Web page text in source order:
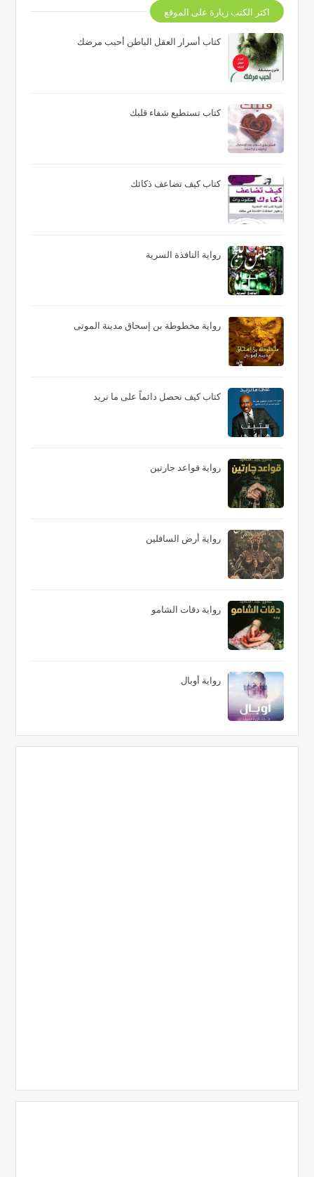
اكثر الكتب زيارة على الموقع
كتاب أسرار العقل الباطن أحبب مرضك
كتاب تستطيع شفاء قلبك
كتاب كيف تضاعف ذكائك
رواية النافذة السرية
رواية مخطوطة بن إسحاق مدينة الموتى
كتاب كيف نحصل دائماً على ما نريد
رواية قواعد جارتين
رواية أرض السافلين
رواية دقات الشامو
رواية أوبال